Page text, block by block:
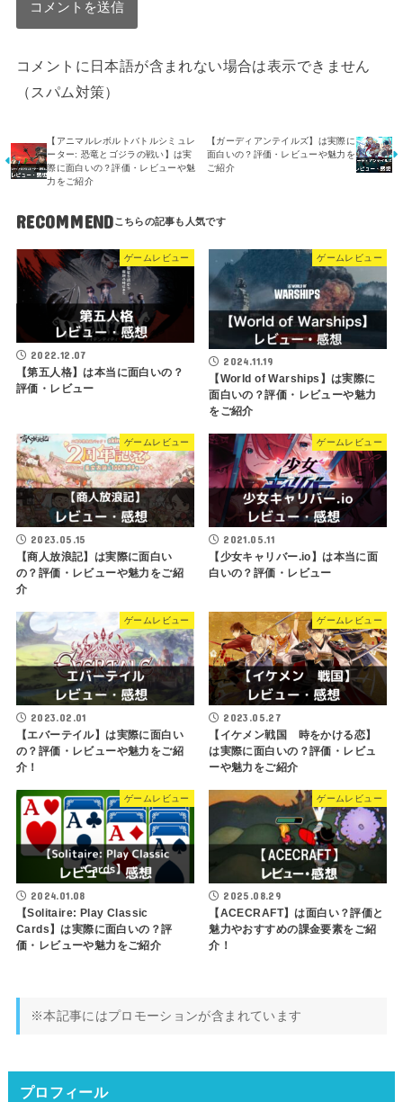
コメントに日本語が含まれない場合は表示できません
（スパム対策）
【アニマルレボルトバトルシミュレ
ーター: 恐竜とゴジラの戦い】は実
際に面白いの？評価・レビューや魅
力をご紹介
【ガーディアンテイルズ】は実際に
面白いの？評価・レビューや魅力を
ご紹介
RECOMMEND
ゲームレビュー
2022.12.07
【第五人格】は本当に面白いの？
評価・レビュー
ゲームレビュー
2024.11.19
【World of Warships】は実際に
面白いの？評価・レビューや魅力
をご紹介
ゲームレビュー
2023.05.15
【商人放浪記】は実際に面白い
の？評価・レビューや魅力をご紹
介
ゲームレビュー
2021.05.11
【少女キャリバー.io】は本当に面
白いの？評価・レビュー
ゲームレビュー
2023.02.01
【エバーテイル】は実際に面白い
の？評価・レビューや魅力をご紹
介！
ゲームレビュー
2023.05.27
【イケメン戦国 時をかける恋】
は実際に面白いの？評価・レビュ
ーや魅力をご紹介
ゲームレビュー
2024.01.08
【Solitaire: Play Classic
Cards】は実際に面白いの？評
価・レビューや魅力をご紹介
ゲームレビュー
2025.08.29
【ACECRAFT】は面白い？評価と
魅力やおすすめの課金要素をご紹
介！
※本記事にはプロモーションが含まれています
プロフィール